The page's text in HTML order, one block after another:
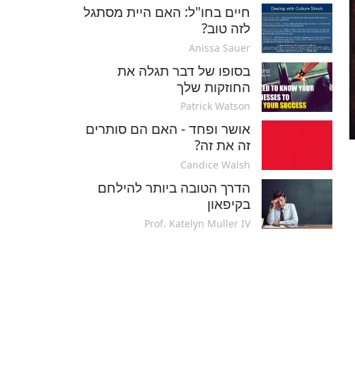
חיים בחו"ל: האם היית מסתגל
לזה טוב?
Anissa Sauer
בסופו של דבר תגלה את
החוזקות שלך
Patrick Watson
אושר ופחד - האם הם סותרים
זה את זה?
Candice Walsh
הדרך הטובה ביותר להילחם
בקיפאון
Prof. Katelyn Muller IV